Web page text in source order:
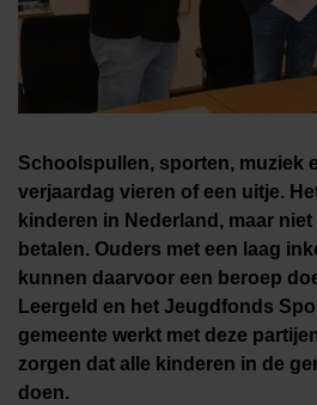
Schoolspullen, sporten, muziek
verjaardag vieren of een uitje.
kinderen in Nederland, maar
betalen. Ouders met een laag
kunnen daarvoor een beroep
Leergeld en het Jeugdfonds
gemeente werkt met deze
zorgen dat alle kinderen in de
doen.